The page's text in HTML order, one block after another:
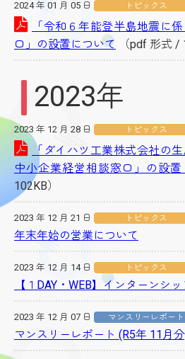
2024 年 01 月 05 日 トピックス
「令和６年能登半島地震に
口」の設置について （pdf 形式 /
2023年
2023 年 12 月 28 日 トピックス
「ダイハツ工業株式会社の
中小企業経営相談窓口」の設
102KB）
2023 年 12 月 21 日 トピックス
年末年始の営業について
2023 年 12 月 14 日 トピックス
【１DAY・WEB】インターンシ
2023 年 12 月 07 日 マンスリーレポート
マンスリーレポート (R5年 11月